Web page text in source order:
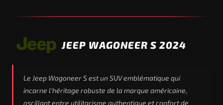
JEEP WAGONEER S 2024
Le Jeep Wagoneer S est un SUV emblématique qui
incarne l'héritage robuste de la marque américaine,
oscillant entre utilitarisme authentique et confort de